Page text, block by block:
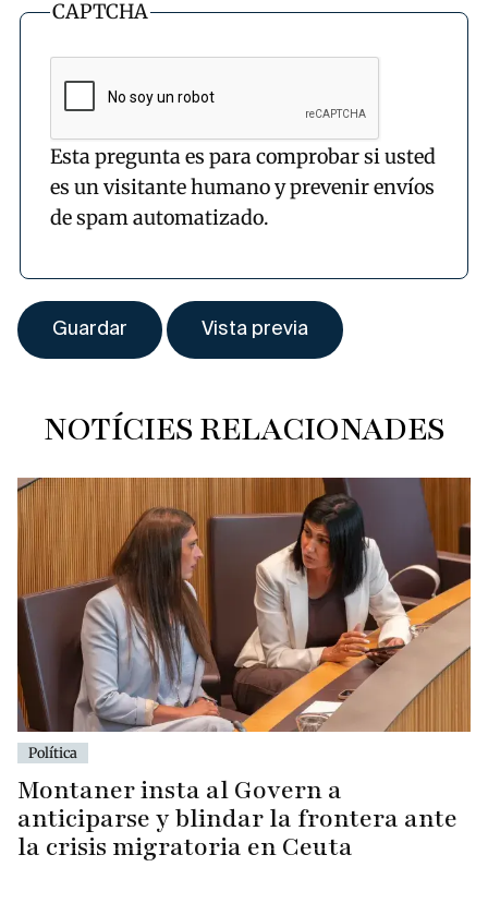
CAPTCHA
Esta pregunta es para comprobar si usted
es un visitante humano y prevenir envíos
de spam automatizado.
NOTÍCIES RELACIONADES
Política
Montaner insta al Govern a
anticiparse y blindar la frontera ante
la crisis migratoria en Ceuta